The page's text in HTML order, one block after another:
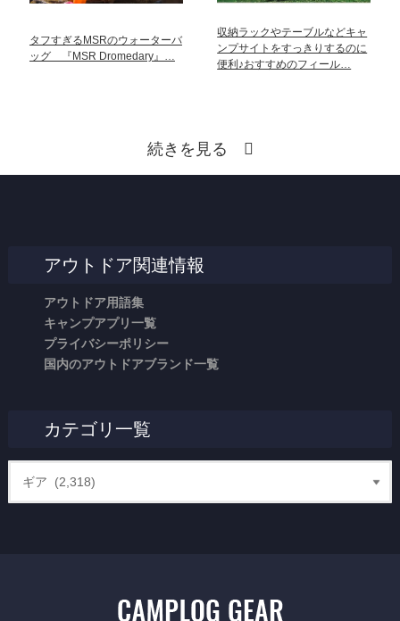
タフすぎるMSRのウォーターバ
ッグ 『MSR Dromedary』…
収納ラックやテーブルなどキャ
ンプサイトをすっきりするのに
便利♪おすすめのフィール…
続きを見る
アウトドア関連情報
アウトドア用語集
キャンプアプリ一覧
プライバシーポリシー
国内のアウトドアブランド一覧
カテゴリ一覧